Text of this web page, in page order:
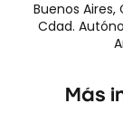
Buenos Aires,
Cdad.
Más